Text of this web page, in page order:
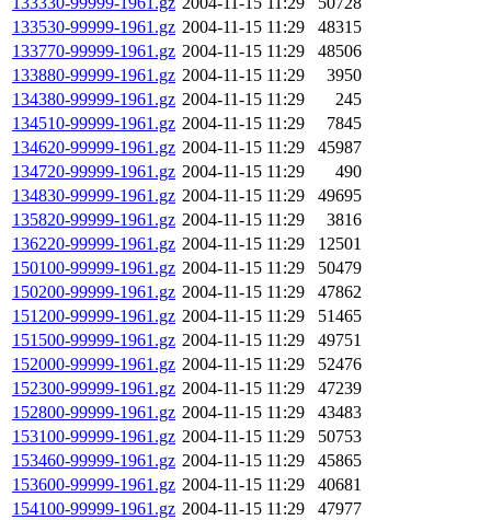
133530-99999-1961.gz 2004-11-15 11:29
48315
133770-99999-1961.gz 2004-11-15 11:29
48506
133880-99999-1961.gz 2004-11-15 11:29
3950
134380-99999-1961.gz 2004-11-15 11:29
245
134510-99999-1961.gz 2004-11-15 11:29
7845
134620-99999-1961.gz 2004-11-15 11:29
45987
134720-99999-1961.gz 2004-11-15 11:29
490
134830-99999-1961.gz 2004-11-15 11:29
49695
135820-99999-1961.gz 2004-11-15 11:29
3816
136220-99999-1961.gz 2004-11-15 11:29
12501
150100-99999-1961.gz 2004-11-15 11:29
50479
150200-99999-1961.gz 2004-11-15 11:29
47862
151200-99999-1961.gz 2004-11-15 11:29
51465
151500-99999-1961.gz 2004-11-15 11:29
49751
152000-99999-1961.gz 2004-11-15 11:29
52476
152300-99999-1961.gz 2004-11-15 11:29
47239
152800-99999-1961.gz 2004-11-15 11:29
43483
153100-99999-1961.gz 2004-11-15 11:29
50753
153460-99999-1961.gz 2004-11-15 11:29
45865
153600-99999-1961.gz 2004-11-15 11:29
40681
154100-99999-1961.gz 2004-11-15 11:29
47977